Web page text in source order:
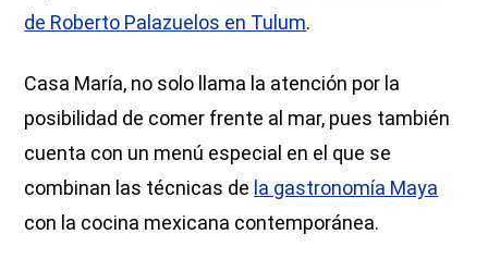
de Roberto Palazuelos en Tulum.
Casa María, no solo llama la atención por la
posibilidad de comer frente al mar, pues también
cuenta con un menú especial en el que se
combinan las técnicas de la gastronomía Maya
con la cocina mexicana contemporánea.